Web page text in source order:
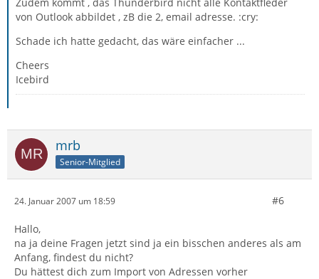
von Outlook abbildet , zB die 2, email adresse. :cry:
Schade ich hatte gedacht, das wäre einfacher ...
Cheers
Icebird
mrb
Senior-Mitglied
24. Januar 2007 um 18:59 #6
Hallo,
na ja deine Fragen jetzt sind ja ein bisschen anderes als am
Anfang, findest du nicht?
Du hättest dich zum Import von Adressen vorher